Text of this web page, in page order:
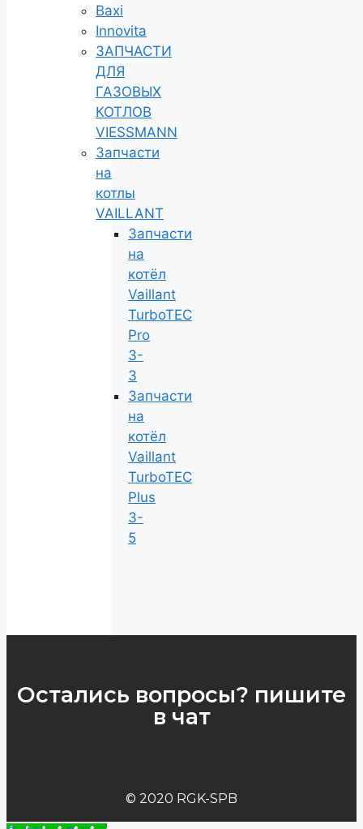
Baxi
Innovita
ЗАПЧАСТИ
ДЛЯ
ГАЗОВЫХ
КОТЛОВ
VIESSMANN
Запчасти
на
котлы
VAILLANT
Запчасти
на
котёл
Vaillant
TurboTEC
Pro
3-
3
Запчасти
на
котёл
Vaillant
TurboTEC
Plus
3-
5
Остались вопросы? пишите
в чат
© 2020 RGK-SPB